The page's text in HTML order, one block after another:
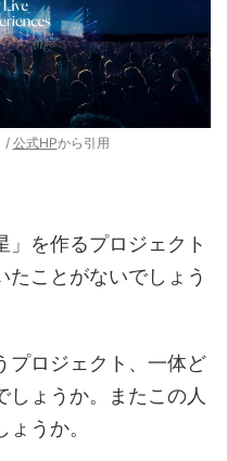
/ 公式HPから引用
」を作るプロジェクト
たことがないでしょう
プロジェクト、一体ど
しょうか。またこの人
うか。